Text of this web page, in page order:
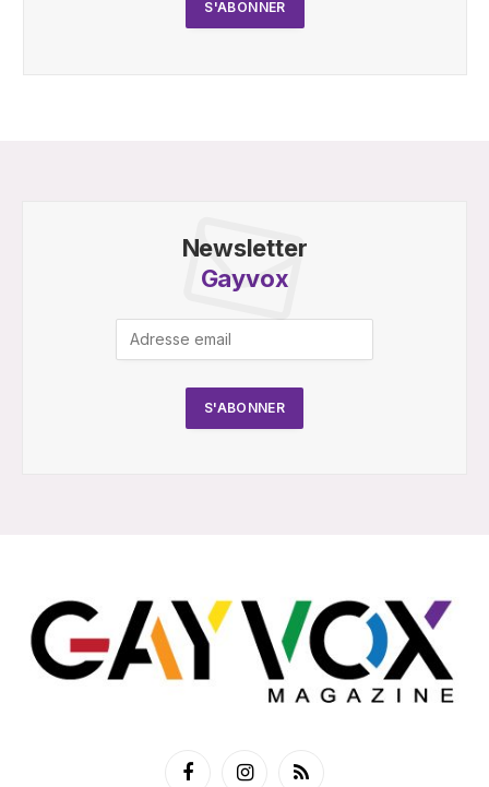
Newsletter
Gayvox
FacebookInstagramRSS